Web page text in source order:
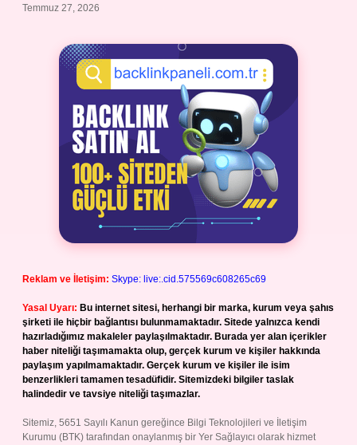
Temmuz 27, 2026
Reklam ve İletişim: Skype: live:.cid.575569c608265c69
Yasal Uyarı: Bu internet sitesi, herhangi bir marka, kurum veya şahıs
şirketi ile hiçbir bağlantısı bulunmamaktadır. Sitede yalnızca kendi
hazırladığımız makaleler paylaşılmaktadır. Burada yer alan içerikler
haber niteliği taşımamakta olup, gerçek kurum ve kişiler hakkında
paylaşım yapılmamaktadır. Gerçek kurum ve kişiler ile isim
benzerlikleri tamamen tesadüfidir. Sitemizdeki bilgiler taslak
halindedir ve tavsiye niteliği taşımazlar.
Sitemiz, 5651 Sayılı Kanun gereğince Bilgi Teknolojileri ve İletişim
Kurumu (BTK) tarafından onaylanmış bir Yer Sağlayıcı olarak hizmet